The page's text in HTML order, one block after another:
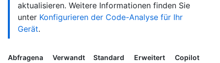
aktualisieren. Weitere Informationen finden Sie
unter Konfigurieren der Code-Analyse für Ihr
Gerät.
Abfragena
Verwandt
Standard Erweitert
Copilot